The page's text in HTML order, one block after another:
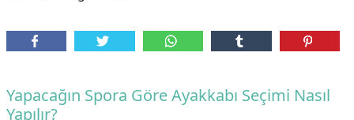
Yapacağın Spora Göre Ayakkabı Seçimi Nasıl
Yapılır?